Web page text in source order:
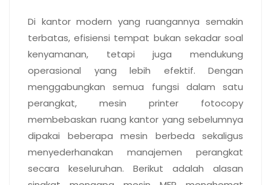
Di kantor modern yang ruangannya semakin
terbatas, efisiensi tempat bukan sekadar soal
kenyamanan, tetapi juga mendukung
operasional yang lebih efektif. Dengan
menggabungkan semua fungsi dalam satu
perangkat, mesin printer fotocopy
membebaskan ruang kantor yang sebelumnya
dipakai beberapa mesin berbeda sekaligus
menyederhanakan manajemen perangkat
secara keseluruhan. Berikut adalah alasan